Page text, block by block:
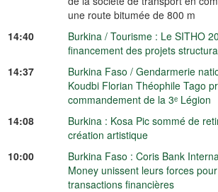
une route bitumée de 800 m
14:40
Burkina / Tourisme : Le SITHO
financement des projets
14:37
Burkina Faso / Gendarmerie
Koudbi Florian Théophile Tago
commandement de la 3ᵉ Légion
14:08
Burkina : Kosa Pic sommé de
création artistique
10:00
Burkina Faso : Coris Bank
Money unissent leurs forces
transactions financières